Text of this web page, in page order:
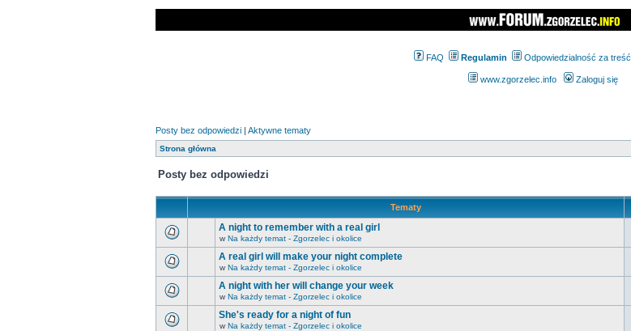
FAQ Regulamin Odpowiedzialność za treść
www.zgorzelec.info Zaloguj się
Posty bez odpowiedzi | Aktywne tematy
Strona główna
Posty bez odpowiedzi
Tematy
A night to remember with a real girl
w Na każdy temat - Zgorzelec i okolice
A real girl will make your night complete
w Na każdy temat - Zgorzelec i okolice
A night with her will change your week
w Na każdy temat - Zgorzelec i okolice
She's ready for a night of fun
w Na każdy temat - Zgorzelec i okolice